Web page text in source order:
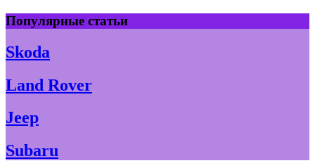
Skip
to
content
Популярные статьи
Skoda
Land Rover
Jeep
Subaru